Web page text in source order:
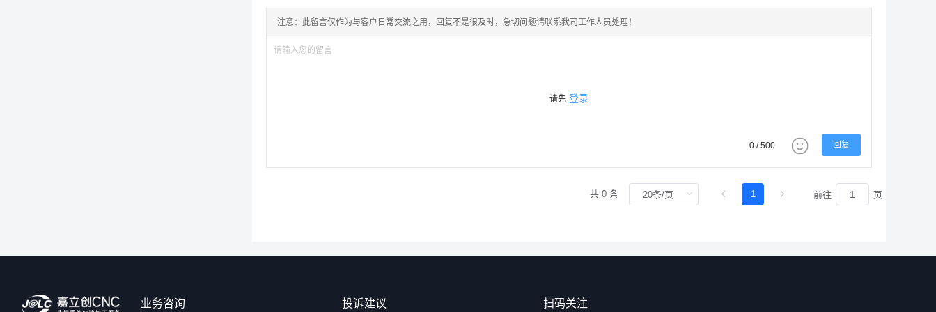
注意：此留言仅作为与客户日常交流之用，回复不是很及时，急切问题请联系我司工作人员处理！
0 / 500 回复
请先 登录
共 0 条 1 前往 页
业务咨询 投诉建议 扫码关注